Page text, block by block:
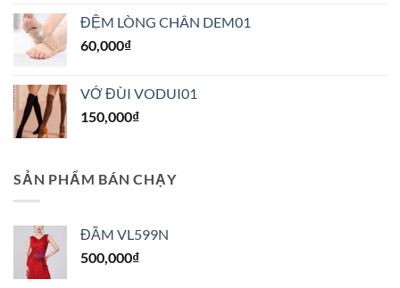
trên
ĐỆM LÒNG CHÂN DEM01
60,000₫
VỚ ĐÙI VODUI01
150,000₫
SẢN PHẨM BÁN CHẠY
ĐẦM VL599N
500,000₫